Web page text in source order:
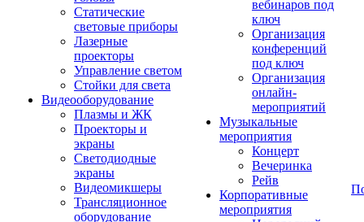
Статические
световые приборы
Лазерные
проекторы
Управление светом
Стойки для света
Видеооборудование
Плазмы и ЖК
Проекторы и
экраны
Светодиодные
экраны
Видеомикшеры
Трансляционное
оборудование
вебинаров под
ключ
Организация
конференций
под ключ
Организация
онлайн-
мероприятий
Музыкальные
мероприятия
Концерт
Вечеринка
Рейв
Корпоративные
мероприятия